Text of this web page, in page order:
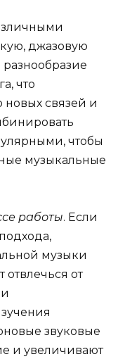
джазовую
что
новых связей и
чтобы
музыкальные
работы. Если
музыки
от
звуковые
и увеличивают